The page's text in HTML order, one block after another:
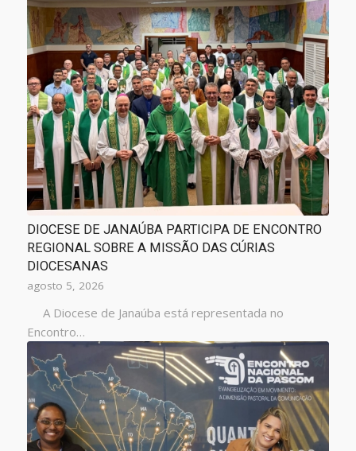
DIOCESE DE JANAÚBA PARTICIPA DE ENCONTRO
REGIONAL SOBRE A MISSÃO DAS CÚRIAS
DIOCESANAS
agosto 5, 2026
A Diocese de Janaúba está representada no
Encontro…